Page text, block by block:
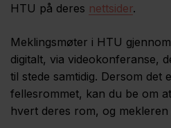
HTU på deres nettsider.
Meklingsmøter i HTU
digitalt, via videokonferanse,
til stede samtidig. Dersom det
fellesrommet, kan du be om
hvert deres rom, og